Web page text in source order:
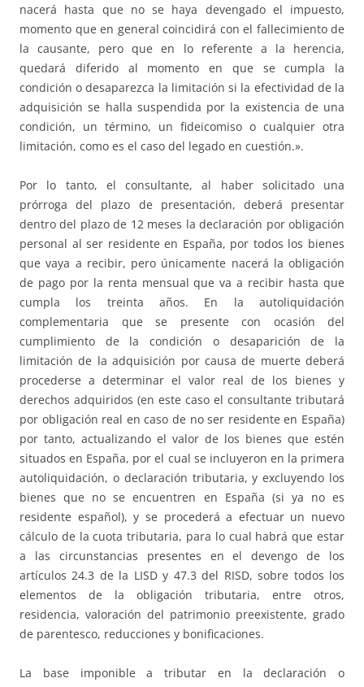
nacerá hasta que no se haya devengado el impuesto,
momento que en general coincidirá con el fallecimiento de
la causante, pero que en lo referente a la herencia,
quedará diferido al momento en que se cumpla la
condición o desaparezca la limitación si la efectividad de la
adquisición se halla suspendida por la existencia de una
condición, un término, un fideicomiso o cualquier otra
limitación, como es el caso del legado en cuestión.».
Por lo tanto, el consultante, al haber solicitado una
prórroga del plazo de presentación, deberá presentar
dentro del plazo de 12 meses la declaración por obligación
personal al ser residente en España, por todos los bienes
que vaya a recibir, pero únicamente nacerá la obligación
de pago por la renta mensual que va a recibir hasta que
cumpla los treinta años. En la autoliquidación
complementaria que se presente con ocasión del
cumplimiento de la condición o desaparición de la
limitación de la adquisición por causa de muerte deberá
procederse a determinar el valor real de los bienes y
derechos adquiridos (en este caso el consultante tributará
por obligación real en caso de no ser residente en España)
por tanto, actualizando el valor de los bienes que estén
situados en España, por el cual se incluyeron en la primera
autoliquidación, o declaración tributaria, y excluyendo los
bienes que no se encuentren en España (si ya no es
residente español), y se procederá a efectuar un nuevo
cálculo de la cuota tributaria, para lo cual habrá que estar
a las circunstancias presentes en el devengo de los
artículos 24.3 de la LISD y 47.3 del RISD, sobre todos los
elementos de la obligación tributaria, entre otros,
residencia, valoración del patrimonio preexistente, grado
de parentesco, reducciones y bonificaciones.
La base imponible a tributar en la declaración o